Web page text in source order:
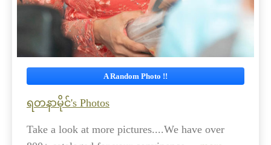
A Random Photo !!
ရတနာမိုင်'s Photos
Take a look at more pictures....We have over